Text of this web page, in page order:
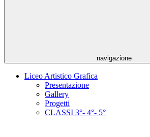
navigazione
Liceo Artistico Grafica
Presentazione
Gallery
Progetti
CLASSI 3°- 4°- 5°